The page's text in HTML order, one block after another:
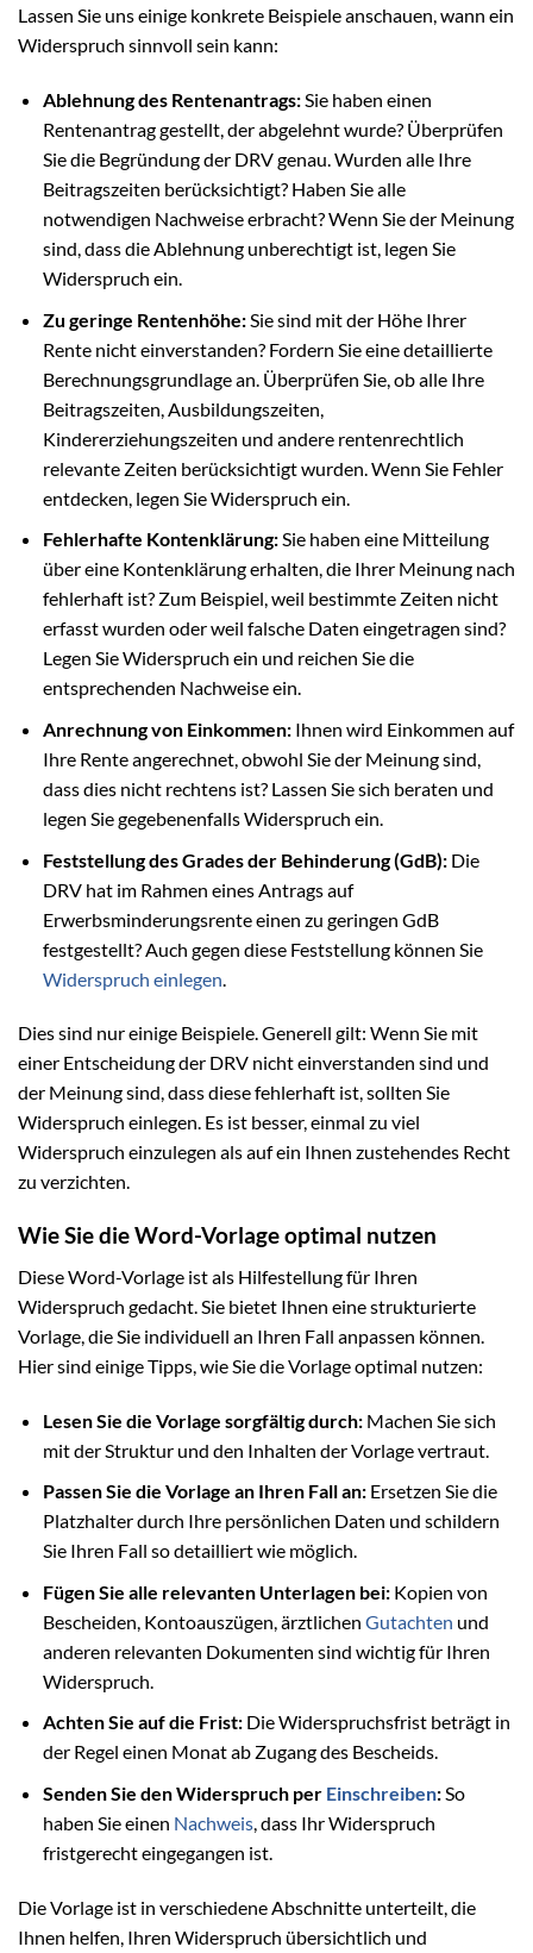
Lassen Sie uns einige konkrete Beispiele anschauen, wann ein
Widerspruch sinnvoll sein kann:
Ablehnung des Rentenantrags:Sie haben einen
Rentenantrag gestellt, der abgelehnt wurde? Überprüfen
Sie die Begründung der DRV genau. Wurden alle Ihre
Beitragszeiten berücksichtigt? Haben Sie alle
notwendigen Nachweise erbracht? Wenn Sie der Meinung
sind, dass die Ablehnung unberechtigt ist, legen Sie
Widerspruch ein.
Zu geringe Rentenhöhe:Sie sind mit der Höhe Ihrer
Rente nicht einverstanden? Fordern Sie eine detaillierte
Berechnungsgrundlage an. Überprüfen Sie, ob alle Ihre
Beitragszeiten, Ausbildungszeiten,
Kindererziehungszeiten und andere rentenrechtlich
relevante Zeiten berücksichtigt wurden. Wenn Sie Fehler
entdecken, legen Sie Widerspruch ein.
Fehlerhafte Kontenklärung:Sie haben eine Mitteilung
über eine Kontenklärung erhalten, die Ihrer Meinung nach
fehlerhaft ist? Zum Beispiel, weil bestimmte Zeiten nicht
erfasst wurden oder weil falsche Daten eingetragen sind?
Legen Sie Widerspruch ein und reichen Sie die
entsprechenden Nachweise ein.
Anrechnung von Einkommen:Ihnen wird Einkommen auf
Ihre Rente angerechnet, obwohl Sie der Meinung sind,
dass dies nicht rechtens ist? Lassen Sie sich beraten und
legen Sie gegebenenfalls Widerspruch ein.
Feststellung des Grades der Behinderung (GdB):Die
DRV hat im Rahmen eines Antrags auf
Erwerbsminderungsrente einen zu geringen GdB
festgestellt? Auch gegen diese Feststellung können Sie
Widerspruch einlegen
Dies sind nur einige Beispiele. Generell gilt: Wenn Sie mit
einer Entscheidung der DRV nicht einverstanden sind und
der Meinung sind, dass diese fehlerhaft ist, sollten Sie
Widerspruch einlegen. Es ist besser, einmal zu viel
Widerspruch einzulegen als auf ein Ihnen zustehendes Recht
zu verzichten.
Wie Sie die Word-Vorlage optimal nutzen
Diese Word-Vorlage ist als Hilfestellung für Ihren
Widerspruch gedacht. Sie bietet Ihnen eine strukturierte
Vorlage, die Sie individuell an Ihren Fall anpassen können.
Hier sind einige Tipps, wie Sie die Vorlage optimal nutzen:
Lesen Sie die Vorlage sorgfältig durch:Machen Sie sich
mit der Struktur und den Inhalten der Vorlage vertraut.
Passen Sie die Vorlage an Ihren Fall an:Ersetzen Sie die
Platzhalter durch Ihre persönlichen Daten und schildern
Sie Ihren Fall so detailliert wie möglich.
Fügen Sie alle relevanten Unterlagen bei:Kopien von
Bescheiden, Kontoauszügen, ärztlichen Gutachten und
anderen relevanten Dokumenten sind wichtig für Ihren
Widerspruch.
Achten Sie auf die Frist:Die Widerspruchsfrist beträgt in
der Regel einen Monat ab Zugang des Bescheids.
Senden Sie den Widerspruch per Einschreiben:So
haben Sie einen Nachweis, dass Ihr Widerspruch
fristgerecht eingegangen ist.
Die Vorlage ist in verschiedene Abschnitte unterteilt, die
Ihnen helfen, Ihren Widerspruch übersichtlich und